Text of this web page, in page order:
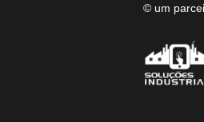
© um